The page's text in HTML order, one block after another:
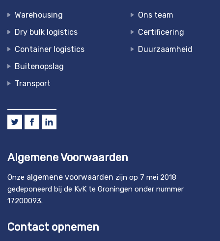
Warehousing
Dry bulk logistics
Container logistics
Buitenopslag
Transport
Ons team
Certificering
Duurzaamheid
Algemene Voorwaarden
Onze algemene voorwaarden zijn op 7 mei 2018
gedeponeerd bij de KvK te Groningen onder nummer
17200093.
Contact opnemen